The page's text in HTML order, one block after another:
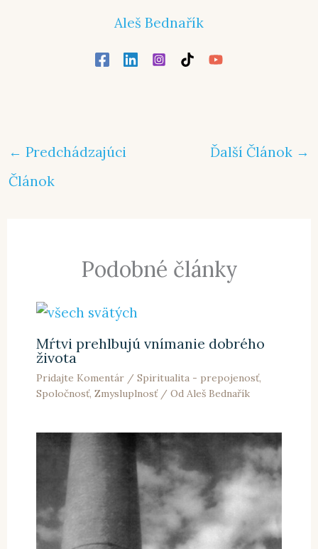
Aleš Bednařík
← Predchádzajúci
Článok
Ďalší Článok →
Podobné články
Mŕtvi prehlbujú vnímanie dobrého
života
Pridajte Komentár / Spiritualita - prepojenosť,
Spoločnosť, Zmysluplnosť/ Od Aleš Bednařík